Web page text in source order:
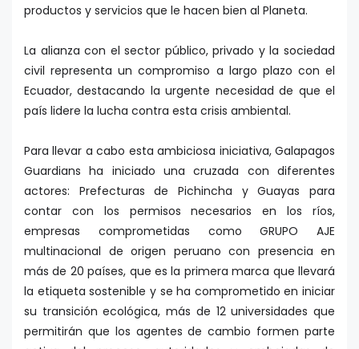
productos y servicios que le hacen bien al Planeta.
La alianza con el sector público, privado y la sociedad
civil representa un compromiso a largo plazo con el
Ecuador, destacando la urgente necesidad de que el
país lidere la lucha contra esta crisis ambiental.
Para llevar a cabo esta ambiciosa iniciativa, Galapagos
Guardians ha iniciado una cruzada con diferentes
actores: Prefecturas de Pichincha y Guayas para
contar con los permisos necesarios en los ríos,
empresas comprometidas como GRUPO AJE
multinacional de origen peruano con presencia en
más de 20 países, que es la primera marca que llevará
la etiqueta sostenible y se ha comprometido en iniciar
su transición ecológica, más de 12 universidades que
permitirán que los agentes de cambio formen parte